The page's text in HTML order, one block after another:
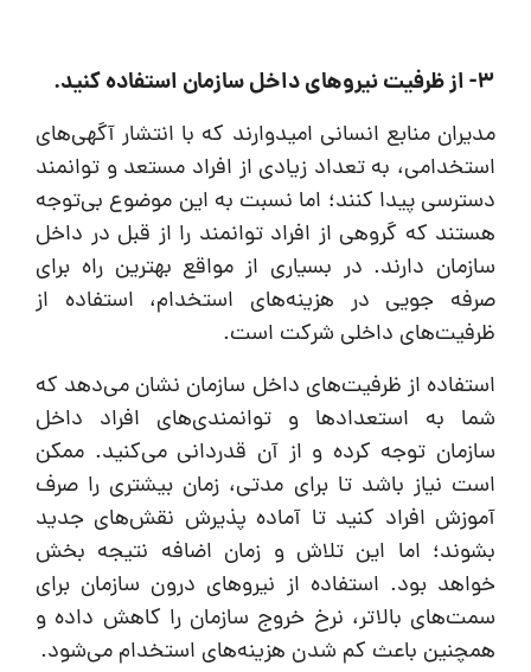
3- از ظرفیت نیروهای داخل سازمان استفاده کنید.
مدیران منابع انسانی امیدوارند که با انتشار آگهی‌های
استخدامی، به تعداد زیادی از افراد مستعد و توانمند
دسترسی پیدا کنند؛ اما نسبت به این موضوع بی‌توجه
هستند که گروهی از افراد توانمند را از قبل در داخل
سازمان دارند. در بسیاری از مواقع بهترین راه برای
صرفه جویی در هزینه‌های استخدام، استفاده از
ظرفیت‌های داخلی شرکت است.
استفاده از ظرفیت‌های داخل سازمان نشان می‌دهد که
شما به استعدادها و توانمندی‌های افراد داخل
سازمان توجه کرده و از آن قدردانی می‌کنید. ممکن
است نیاز باشد تا برای مدتی، زمان بیشتری را صرف
آموزش افراد کنید تا آماده پذیرش نقش‌های جدید
بشوند؛ اما این تلاش و زمان اضافه نتیجه بخش
خواهد بود. استفاده از نیروهای درون سازمان برای
سمت‌های بالاتر، نرخ خروج سازمان را کاهش داده و
همچنین باعث کم شدن هزینه‌های استخدام می‌شود.